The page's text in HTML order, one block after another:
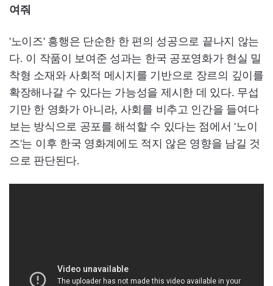
여줘
'노이즈' 흥행은 단순한 한 편의 성공으로 끝나지 않는
다. 이 작품이 보여준 성과는 한국 공포영화가 현실 밀
착형 소재와 사회적 메시지를 기반으로 장르의 깊이를
확장해나갈 수 있다는 가능성을 제시한 데 있다. 무섭
기만 한 영화가 아니라, 사회를 비추고 인간을 들여다
보는 방식으로 공포를 해석할 수 있다는 점에서 '노이
즈'는 이후 한국 영화계에도 적지 않은 영향을 남길 것
으로 판단된다.